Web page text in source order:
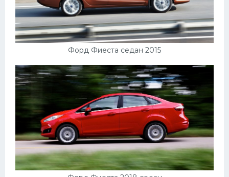
Форд Фиеста седан 2015